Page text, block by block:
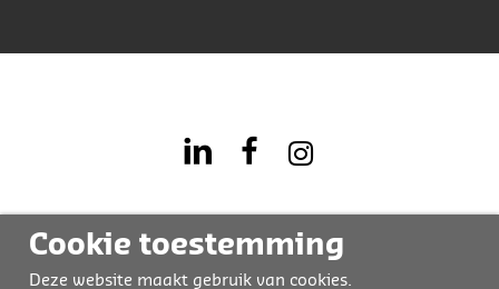
Cookie toestemming
Deze website maakt gebruik van cookies.